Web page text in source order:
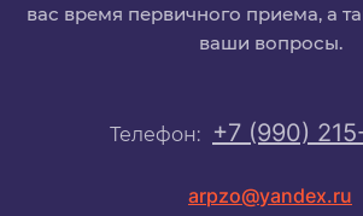
вас время первичного приема, а
ваши вопросы.
Телефон: +7 (990)
arpzo@yandex.ru